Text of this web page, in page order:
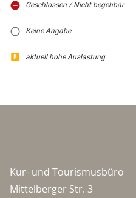
Geschlossen / Nicht begehbar
Keine Angabe
aktuell hohe Auslastung
Kur- und Tourismusbüro
Mittelberger Str. 3